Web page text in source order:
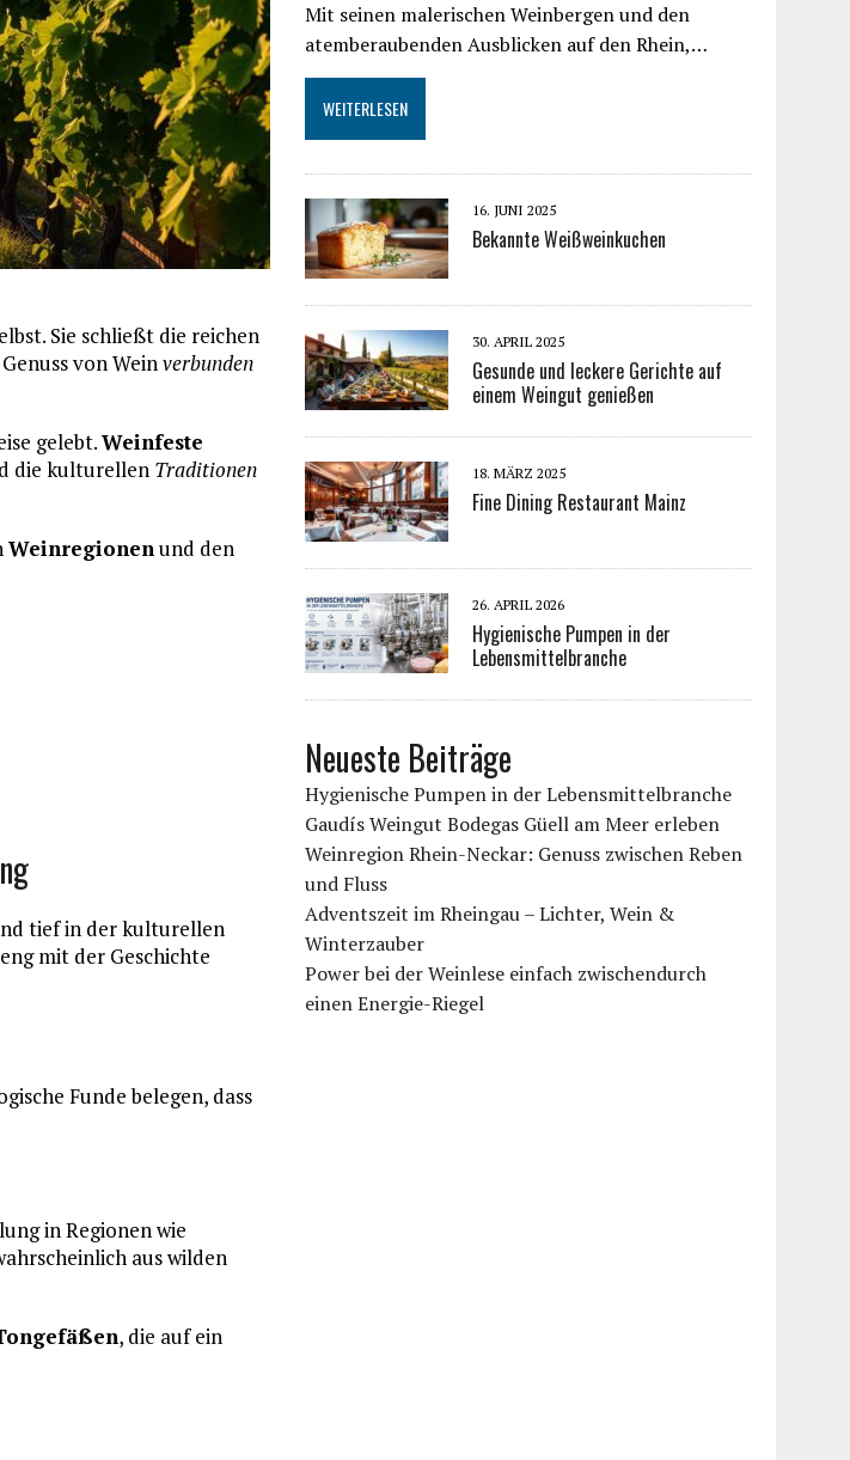
Sie schließt die reichen
von Weinverbunden
gelebt.Weinfeste
die kulturellen Traditionen
Weinregionenund den
tief in der kulturellen
mit der Geschichte
Funde belegen, dass
in Regionen wie
aus wilden
, die auf ein
Mit seinen malerischen Weinbergen und den
atemberaubenden Ausblicken auf den Rhein,…
WEITERLESEN
16. JUNI 2025
Bekannte Weißweinkuchen
30. APRIL 2025
Gesunde und leckere Gerichte auf
einem Weingut genießen
18. MÄRZ 2025
Fine Dining Restaurant Mainz
26. APRIL 2026
Hygienische Pumpen in der
Lebensmittelbranche
Neueste Beiträge
Hygienische Pumpen in der Lebensmittelbranche
Gaudís Weingut Bodegas Güell am Meer erleben
Weinregion Rhein-Neckar: Genuss zwischen Reben
und Fluss
Adventszeit im Rheingau – Lichter, Wein &
Winterzauber
Power bei der Weinlese einfach zwischendurch
einen Energie-Riegel